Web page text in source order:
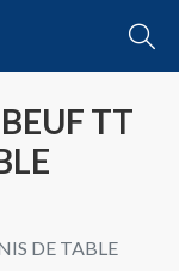
TT
DE TABLE